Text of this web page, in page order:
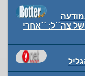
של צה``ל: ``אחרי